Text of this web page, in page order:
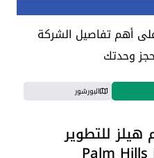
أهم تفاصيل الشركة
وحدتك
البورشور
للتطوير